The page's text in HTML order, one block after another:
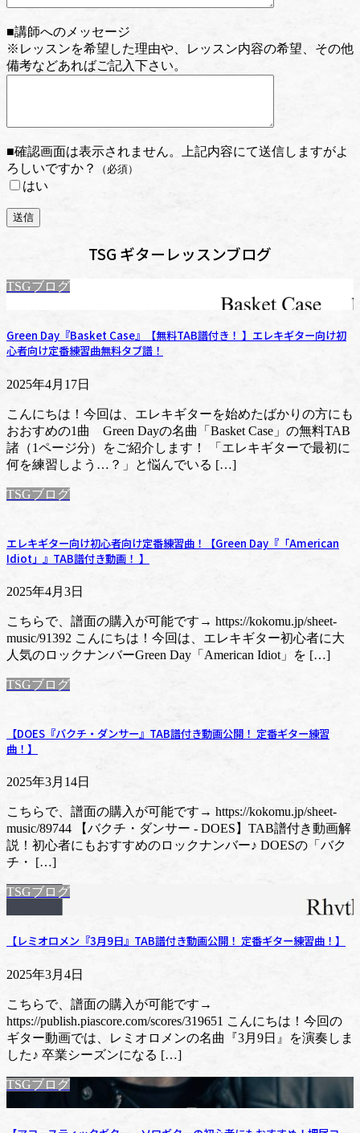
■講師へのメッセージ
※レッスンを希望した理由や、レッスン内容の希望、その他
備考などあればご記入下さい。
■確認画面は表示されません。上記内容にて送信しますがよ
ろしいですか？
（必須）
はい
TSG ギターレッスンブログ
TSGブログ
Green Day『Basket Case』【無料TAB譜付き！ 】エレキギター向け初
心者向け定番練習曲無料タブ譜！
2025年4月17日
こんにちは！今回は、エレキギターを始めたばかりの方にも
おおすめの1曲 Green Dayの名曲「Basket Case」の無料TAB
諸（1ページ分）をご紹介します！ 「エレキギターで最初に
何を練習しよう…？」と悩んでいる […]
TSGブログ
エレキギター向け初心者向け定番練習曲！【Green Day『「American
Idiot」』TAB譜付き動画！ 】
2025年4月3日
こちらで、譜面の購入が可能です→ https://kokomu.jp/sheet-
music/91392 こんにちは！今回は、エレキギター初心者に大
人気のロックナンバーGreen Day「American Idiot」を […]
TSGブログ
【DOES『バクチ・ダンサー』TAB譜付き動画公開！ 定番ギター練習
曲！】
2025年3月14日
こちらで、譜面の購入が可能です→ https://kokomu.jp/sheet-
music/89744 【バクチ・ダンサー - DOES】TAB譜付き動画解
説！初心者にもおすすめのロックナンバー♪ DOESの「バク
チ・ […]
TSGブログ
【レミオロメン『3月9日』TAB譜付き動画公開！ 定番ギター練習曲！】
2025年3月4日
こちらで、譜面の購入が可能です→
https://publish.piascore.com/scores/319651 こんにちは！今回の
ギター動画では、レミオロメンの名曲『3月9日』を演奏しま
した♪ 卒業シーズンになる […]
TSGブログ